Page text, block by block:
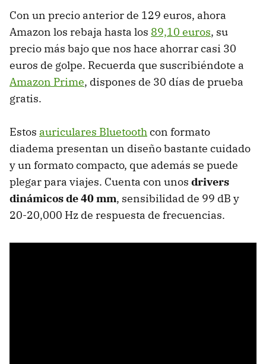
Con un precio anterior de 129 euros, ahora
Amazon los rebaja hasta los 89,10 euros, su
precio más bajo que nos hace ahorrar casi 30
euros de golpe. Recuerda que suscribiéndote a
Amazon Prime, dispones de 30 días de prueba
gratis.
Estos auriculares Bluetoothcon formato
diadema presentan un diseño bastante cuidado
y un formato compacto, que además se puede
plegar para viajes. Cuenta con unos drivers
dinámicos de 40 mm, sensibilidad de 99 dB y
20-20,000 Hz de respuesta de frecuencias.